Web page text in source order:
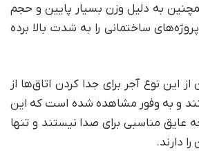
به دلیل وزن بسیار پایین و حجم
ساختمانی را به شدت بالا برده
از این نوع آجر برای جدا کردن اتاق‌ها از
و به وفور مشاهده شده است که این
مناسبی برای صدا نیستند و تنها
دارند.